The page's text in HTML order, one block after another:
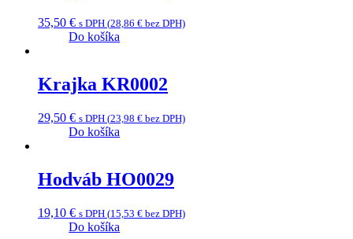
35,50 € s DPH (28,86 € bez DPH)
Do košíka
Krajka KR0002
29,50 € s DPH (23,98 € bez DPH)
Do košíka
Hodváb HO0029
19,10 € s DPH (15,53 € bez DPH)
Do košíka